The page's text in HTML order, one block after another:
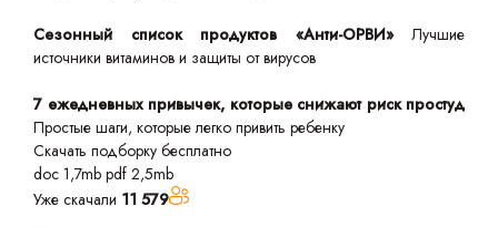
Сезонный список продуктов «Анти-ОРВИ»
Лучшие
источники витаминов и защиты от вирусов
7 ежедневных привычек, которые снижают риск простуд
Простые шаги, которые легко привить ребенку
Скачать подборку бесплатно
doc 1,7mb pdf 2,5mb
Уже скачали 11 579